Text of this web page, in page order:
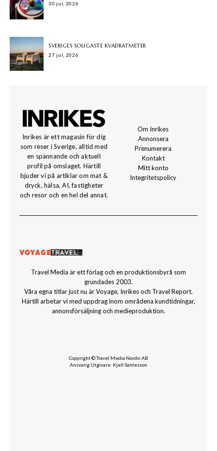
30 jul, 2026
SVERIGES SOLIGASTE KVADRATMETER
27 jul, 2026
Inrikes är ett magasin för dig
som reser i Sverige, alltid med
en spännande och aktuell
profil på omslaget. Härtill
bjuder vi på artiklar om mat &
dryck, hälsa, AI, fastigheter
och resor och en hel del annat.
Om Inrikes
Annonsera
Prenumerera
Kontakt
Mitt konto
Integritetspolicy
Travel Media är ett förlag och en produktionsbyrå som
grundades 2003.
Våra egna titlar just nu är Voyage, Inrikes och Travel Report.
Härtill arbetar vi med uppdrag inom områdena kundtidningar,
annonsförsäljning och medieproduktion.
Copyright © Travel Media Nordic AB
Ansvarig Utgivare: Kjell Santesson